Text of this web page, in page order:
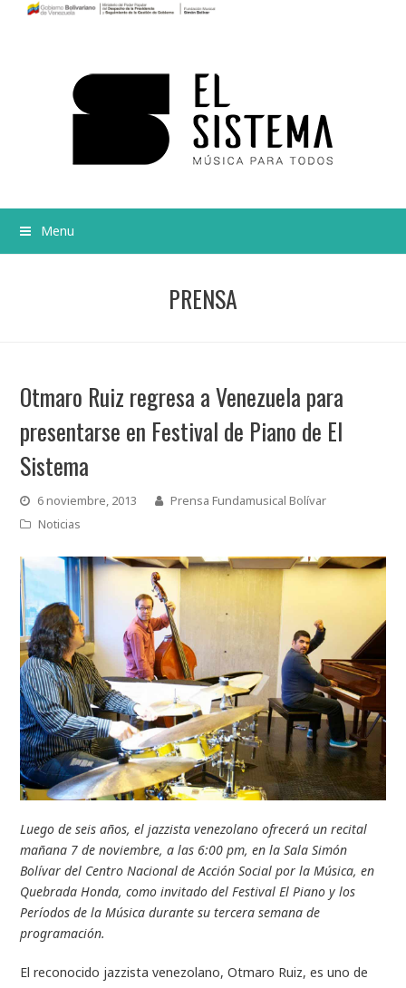
Menu
PRENSA
Otmaro Ruiz regresa a Venezuela para
presentarse en Festival de Piano de El
Sistema
6 noviembre, 2013
Prensa Fundamusical Bolívar
Noticias
Luego de seis años, el jazzista venezolano ofrecerá un recital
mañana 7 de noviembre, a las 6:00 pm, en la Sala Simón
Bolívar del Centro Nacional de Acción Social por la Música, en
Quebrada Honda, como invitado del Festival El Piano y los
Períodos de la Música durante su tercera semana de
programación.
El reconocido jazzista venezolano, Otmaro Ruiz, es uno de